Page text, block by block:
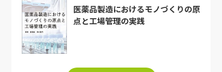
医薬品製造におけるモノづくりの原
点と工場管理の実践